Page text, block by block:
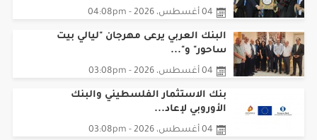
04 أغسطس، 2026 - 04:08pm
البنك العربي يرعى مهرجان "ليالي بيت
ساحور" و"...
04 أغسطس، 2026 - 03:08pm
بنك الاستثمار الفلسطيني والبنك
الأوروبي لإعاد...
04 أغسطس، 2026 - 03:08pm